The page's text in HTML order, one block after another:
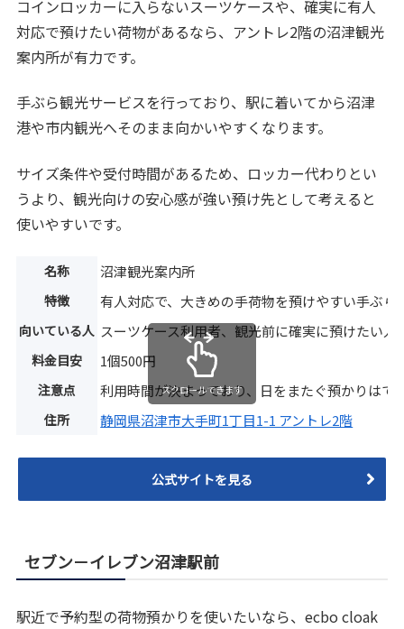
コインロッカーに入らないスーツケースや、確実に有人
対応で預けたい荷物があるなら、アントレ2階の沼津観光
案内所が有力です。
手ぶら観光サービスを行っており、駅に着いてから沼津
港や市内観光へそのまま向かいやすくなります。
サイズ条件や受付時間があるため、ロッカー代わりとい
うより、観光向けの安心感が強い預け先として考えると
使いやすいです。
名称 沼津観光案内所
特徴 有人対応で、大きめの手荷物を預けやすい手ぶら
向いている人 スーツケース利用者、観光前に確実に預けたい人
料金目安 1個500円
注意点 利用時間が決まっており、日をまたぐ預かりはで
住所 静岡県沼津市大手町1丁目1-1 アントレ2階
スクロールできます
公式サイトを見る
セブン－イレブン沼津駅前
駅近で予約型の荷物預かりを使いたいなら、ecbo cloak